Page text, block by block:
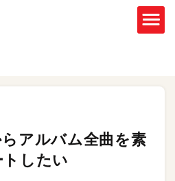
アルバム全曲を素
したい